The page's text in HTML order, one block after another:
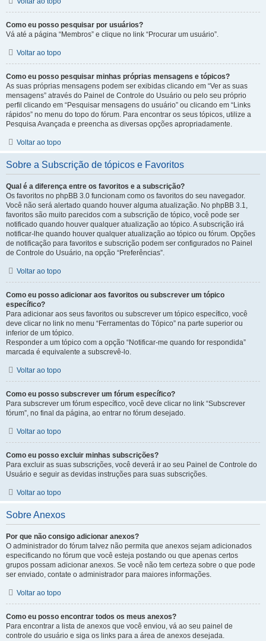
Como eu posso pesquisar por usuários?
Vá até a página “Membros” e clique no link “Procurar um usuário”.
Voltar ao topo
Como eu posso pesquisar minhas próprias mensagens e tópicos?
As suas próprias mensagens podem ser exibidas clicando em “Ver as suas
mensagens” através do Painel de Controle do Usuário ou pelo seu próprio
perfil clicando em “Pesquisar mensagens do usuário” ou clicando em “Links
rápidos” no menu do topo do fórum. Para encontrar os seus tópicos, utilize a
Pesquisa Avançada e preencha as diversas opções apropriadamente.
Voltar ao topo
Sobre a Subscrição de tópicos e Favoritos
Qual é a diferença entre os favoritos e a subscrição?
Os favoritos no phpBB 3.0 funcionam como os favoritos do seu navegador.
Você não será alertado quando houver alguma atualização. No phpBB 3.1,
favoritos são muito parecidos com a subscrição de tópico, você pode ser
notificado quando houver qualquer atualização ao tópico. A subscrição irá
notificar-lhe quando houver qualquer atualização ao tópico ou fórum. Opções
de notificação para favoritos e subscrição podem ser configurados no Painel
de Controle do Usuário, na opção “Preferências”.
Voltar ao topo
Como eu posso adicionar aos favoritos ou subscrever um tópico
específico?
Para adicionar aos seus favoritos ou subscrever um tópico específico, você
deve clicar no link no menu “Ferramentas do Tópico” na parte superior ou
inferior de um tópico.
Responder a um tópico com a opção “Notificar-me quando for respondida”
marcada é equivalente a subscrevê-lo.
Voltar ao topo
Como eu posso subscrever um fórum específico?
Para subscrever um fórum específico, você deve clicar no link “Subscrever
fórum”, no final da página, ao entrar no fórum desejado.
Voltar ao topo
Como eu posso excluir minhas subscrições?
Para excluir as suas subscrições, você deverá ir ao seu Painel de Controle do
Usuário e seguir as devidas instruções para suas subscrições.
Voltar ao topo
Sobre Anexos
Por que não consigo adicionar anexos?
O administrador do fórum talvez não permita que anexos sejam adicionados
especificando no fórum que você esteja postando ou que apenas certos
grupos possam adicionar anexos. Se você não tem certeza sobre o que pode
ser enviado, contate o administrador para maiores informações.
Voltar ao topo
Como eu posso encontrar todos os meus anexos?
Para encontrar a lista de anexos que você enviou, vá ao seu painel de
controle do usuário e siga os links para a área de anexos desejada.